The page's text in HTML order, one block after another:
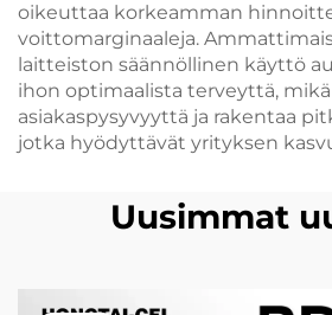
oikeuttaa korkeamman
voittomarginaaleja.
laitteiston säännöllinen käyttö
ihon optimaalista terveyttä,
asiakaspysyvyyttä ja rakentaa
jotka hyödyttävät yrityksen
Uusimmat